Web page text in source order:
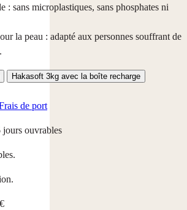
: sans microplastiques, sans phosphates ni
la peau : adapté aux personnes souffrant de
Hakasoft 3kg avec la boîte recharge
de port
ouvrables